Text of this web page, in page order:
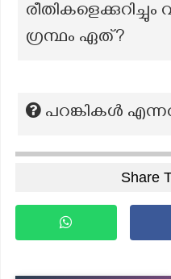
രീതികളെക്കുറിച്ചും
ഗ്രന്ഥം ഏത്?
പറങ്കികൾ
Share